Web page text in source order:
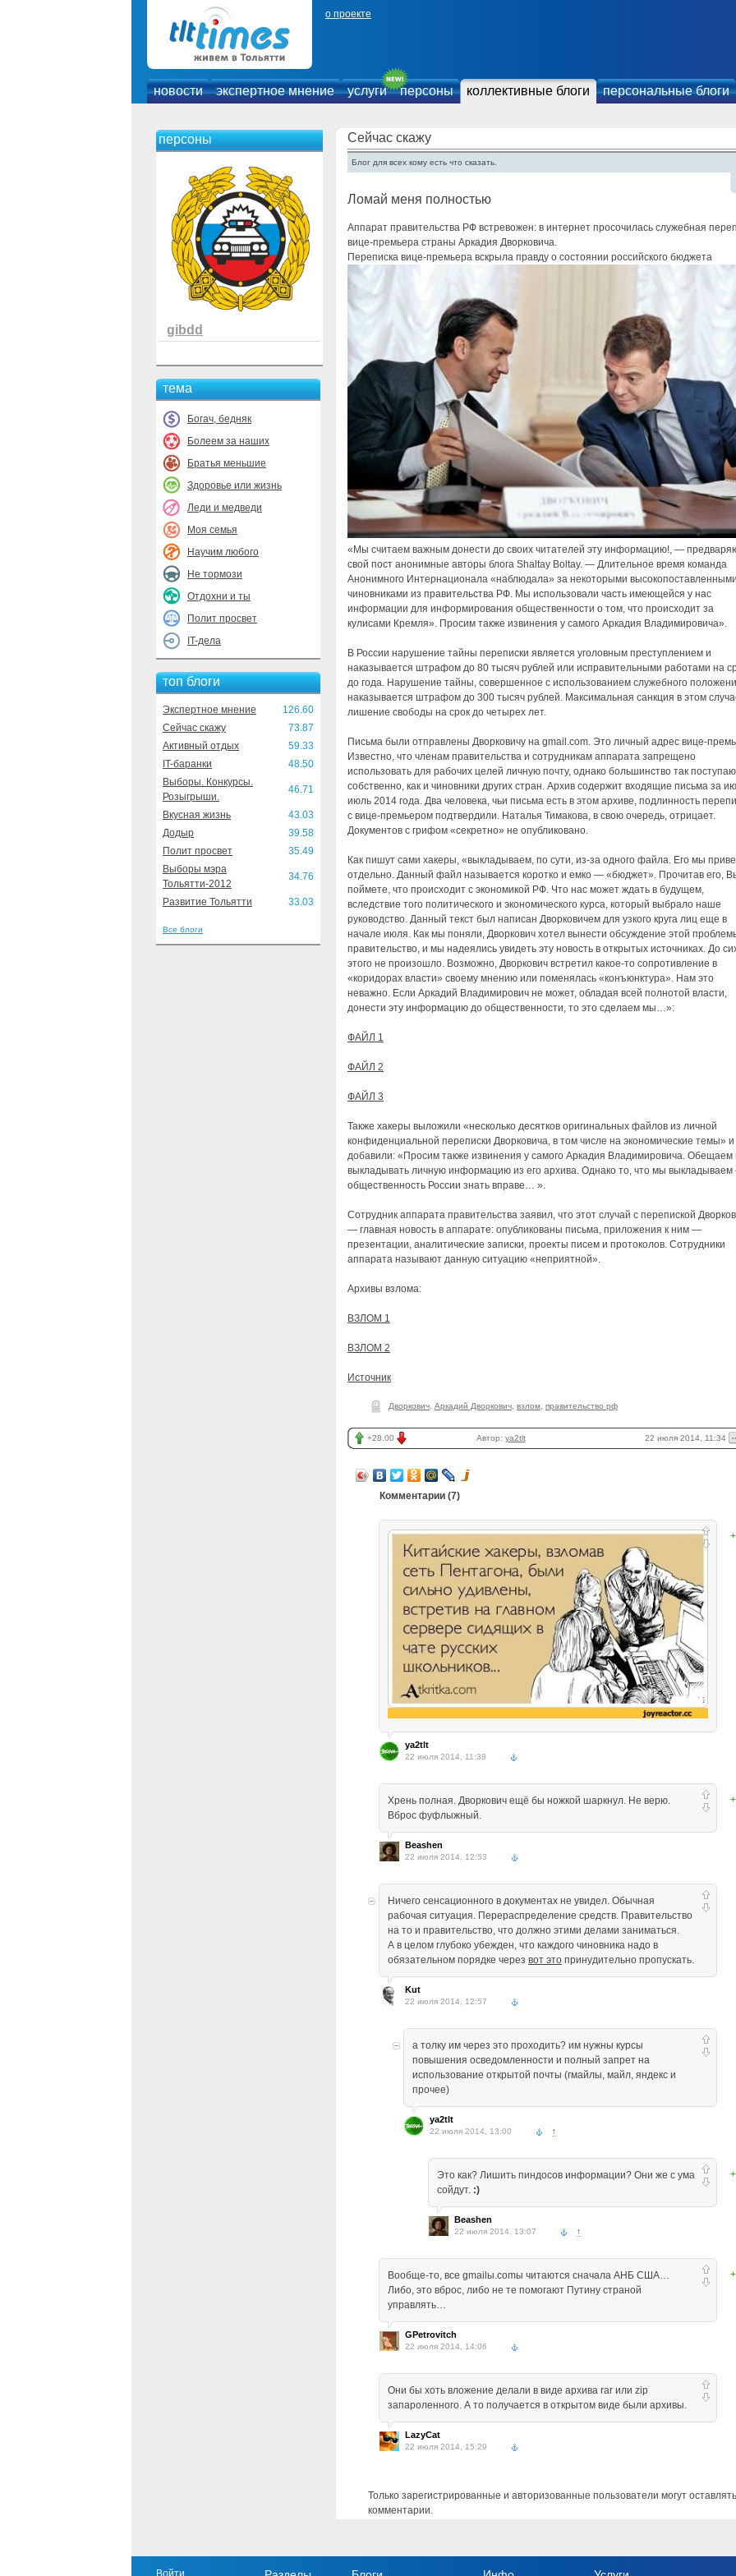
о проекте
новости экспертное мнение услуги персоны коллективные блоги персональные блоги
персоны
gibdd
тема
Богач, бедняк
Болеем за наших
Братья меньшие
Здоровье или жизнь
Леди и медведи
Моя семья
Научим любого
Не тормози
Отдохни и ты
Полит просвет
IT-дела
топ блоги
Экспертное мнение
126.60
Сейчас скажу
73.87
Активный отдых
59.33
IT-баранки
48.50
Выборы. Конкурсы.
Розыгрыши.
46.71
Вкусная жизнь
43.03
Додыр
39.58
Полит просвет
35.49
Выборы мэра
Тольятти-2012
34.76
Развитие Тольятти 33.03
Все блоги
Сейчас скажу
Блог для всех кому есть что сказать.
Ломай меня полностью
Аппарат правительства РФ встревожен: в интернет просочилась служебная
вице-премьера страны Аркадия Дворковича.
Переписка вице-премьера вскрыла правду о состоянии российского бюджета
«Мы считаем важным донести до своих читателей эту информацию!, —
свой пост анонимные авторы блога Shaltay Boltay. — Длительное время команда
Анонимного Интернационала «наблюдала» за некоторыми
чиновниками из правительства РФ. Мы использовали часть имеющейся у нас
информации для информирования общественности о том, что происходит за
кулисами Кремля». Просим также извинения у самого Аркадия Владимировича».
В России нарушение тайны переписки является уголовным преступлением и
наказывается штрафом до 80 тысяч рублей или исправительными работами на
до года. Нарушение тайны, совершенное с использованием служебного
наказывается штрафом до 300 тысяч рублей. Максимальная санкция в этом
лишение свободы на срок до четырех лет.
Письма были отправлены Дворковичу на gmail.com. Это личный адрес вице-
Известно, что членам правительства и сотрудникам аппарата запрещено
использовать для рабочих целей личную почту, однако большинство так
собственно, как и чиновники других стран. Архив содержит входящие письма за
июль 2014 года. Два человека, чьи письма есть в этом архиве, подлинность
с вице-премьером подтвердили. Наталья Тимакова, в свою очередь, отрицает.
Документов с грифом «секретно» не опубликовано.
Как пишут сами хакеры, «выкладываем, по сути, из-за одного файла. Его мы
отдельно. Данный файл называется коротко и емко — «бюджет». Прочитав его,
поймете, что происходит с экономикой РФ. Что нас может ждать в будущем,
вследствие того политического и экономического курса, который выбрало наше
руководство. Данный текст был написан Дворковичем для узкого круга лиц еще в
начале июля. Как мы поняли, Дворкович хотел вынести обсуждение этой
правительство, и мы надеялись увидеть эту новость в открытых источниках. До
этого не произошло. Возможно, Дворкович встретил какое-то сопротивление в
«коридорах власти» своему мнению или поменялась «конъюнктура». Нам это
неважно. Если Аркадий Владимирович не может, обладая всей полнотой власти,
донести эту информацию до общественности, то это сделаем мы…»:
ФАЙЛ 1
ФАЙЛ 2
ФАЙЛ 3
Также хакеры выложили «несколько десятков оригинальных файлов из личной
конфиденциальной переписки Дворковича, в том числе на экономические темы» и
добавили: «Просим также извинения у самого Аркадия Владимировича. Обещаем
выкладывать личную информацию из его архива. Однако то, что мы
общественность России знать вправе… ».
Сотрудник аппарата правительства заявил, что этот случай с перепиской
— главная новость в аппарате: опубликованы письма, приложения к ним —
презентации, аналитические записки, проекты писем и протоколов. Сотрудники
аппарата называют данную ситуацию «неприятной».
Архивы взлома:
ВЗЛОМ 1
ВЗЛОМ 2
Источник
Дворкович Аркадий Дворкович взлом правительство рф
+28.00 Автор: ya2tlt 22 июля 2014, 11:34
Комментарии (7)
ya2tlt
22 июля 2014, 11:38
Хрень полная. Дворкович ещё бы ножкой шаркнул. Не верю.
Вброс фуфлыжный.
Beashen
22 июля 2014, 12:53
Ничего сенсационного в документах не увидел. Обычная
рабочая ситуация. Перераспределение средств. Правительство
на то и правительство, что должно этими делами заниматься.
А в целом глубоко убежден, что каждого чиновника надо в
обязательном порядке через вот это принудительно пропускать.
Kut
22 июля 2014, 12:57
а толку им через это проходить? им нужны курсы
повышения осведомленности и полный запрет на
использование открытой почты (гмайлы, майл, яндекс и
прочее)
ya2tlt
22 июля 2014, 13:00 ↑
Это как? Лишить пиндосов информации? Они же с ума
сойдут. :)
Beashen
22 июля 2014, 13:07 ↑
Вообще-то, все gmailы.comы читаются сначала АНБ США…
Либо, это вброс, либо не те помогают Путину страной
управлять…
GPetrovitch
22 июля 2014, 14:06
Они бы хоть вложение делали в виде архива rar или zip
запароленного. А то получается в открытом виде были архивы.
LazyCat
22 июля 2014, 15:29
Только зарегистрированные и авторизованные пользователи могут оставлять
комментарии.
Войти